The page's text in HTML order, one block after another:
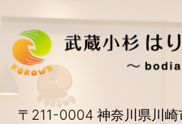
〒211-0004 神奈川県川